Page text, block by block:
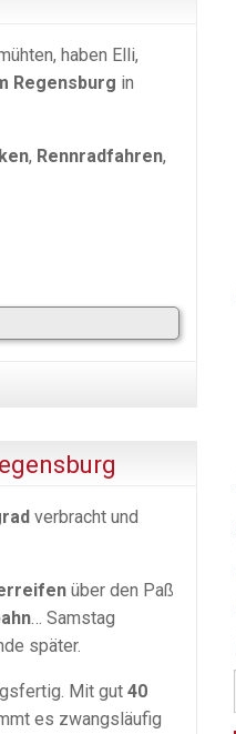
haben Elli,
Regensburg in
, Rennradfahren,
verbracht und
über den Paß
… Samstag
später.
Mit gut 40
es zwangsläufig